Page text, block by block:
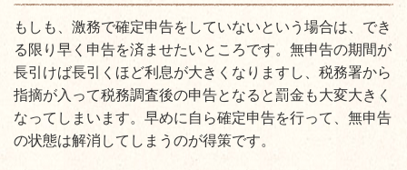
もしも、激務で確定申告をしていないという場合は、でき
る限り早く申告を済ませたいところです。無申告の期間が
長引けば長引くほど利息が大きくなりますし、税務署から
指摘が入って税務調査後の申告となると罰金も大変大きく
なってしまいます。早めに自ら確定申告を行って、無申告
の状態は解消してしまうのが得策です。